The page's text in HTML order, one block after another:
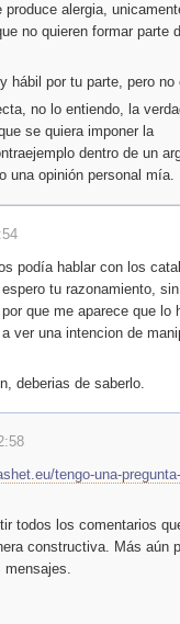
produce alergia,
no quieren formar parte
hábil por tu parte, pero no
no lo entiendo, la
se quiera imponer la
dentro de un
una opinión personal mía.
podía hablar con los
tu razonamiento,
que me aparece que lo
ver una intencion de
deberias de saberlo.
tengo-una-
todos los comentarios
constructiva. Más aún